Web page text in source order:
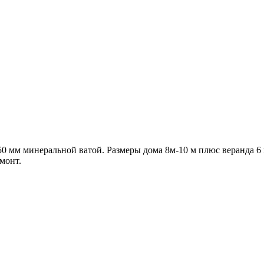
минеральной ватой. Размеры дома 8м-10 м плюс веранда